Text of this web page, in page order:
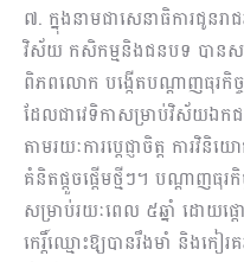
៧. ក្នុងនាមជាសេនាធិការជូនរា
វិស័យ កសិកម្មនិងជនបទ បានស
ពិភពលោក បង្កើតបណ្តាញធុរកិច្ច
ដែលជាវេទិកាសម្រាប់វិស័យឯកជ
តាមរយៈការប្តេជ្ញាចិត្ត ការវិ
គំនិតផ្តួចផ្តើមថ្មីៗ។ បណ្តាញធុរ
សម្រាប់រយៈពេល ៥ឆ្នាំ ដោយ
កេរ្តិ៍ឈ្មោះឱ្យបានរឹងមាំ និងកៀ